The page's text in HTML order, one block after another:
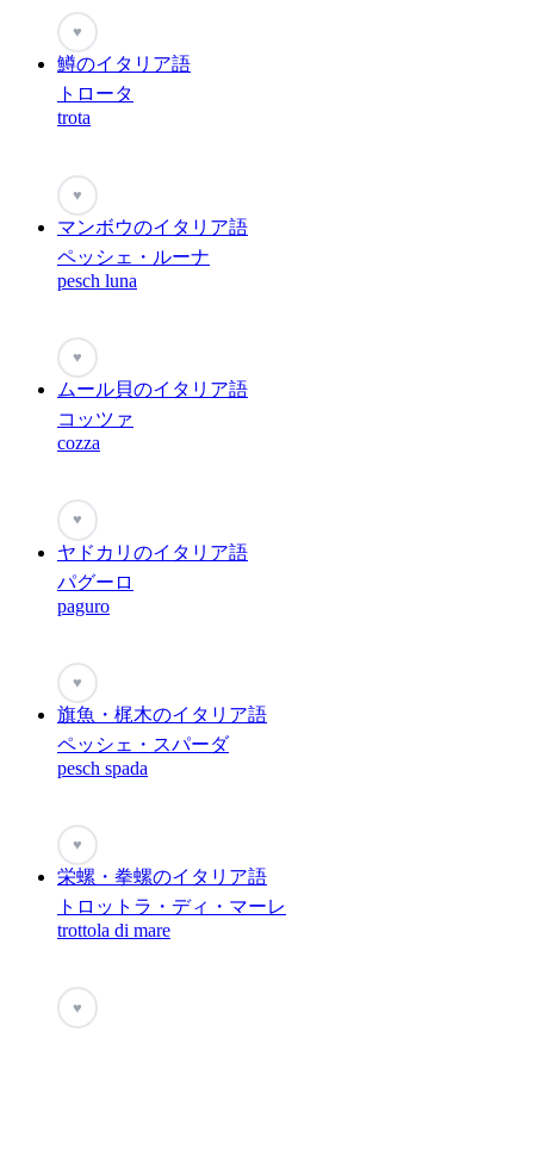
♥
鱒のイタリア語
トロータ
trota
♥
マンボウのイタリア語
ペッシェ・ルーナ
pesch luna
♥
ムール貝のイタリア語
コッツァ
cozza
♥
ヤドカリのイタリア語
パグーロ
paguro
♥
旗魚・梶木のイタリア語
ペッシェ・スパーダ
pesch spada
♥
栄螺・拳螺のイタリア語
トロットラ・ディ・マーレ
trottola di mare
♥